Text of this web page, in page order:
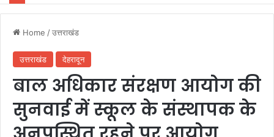
Home /उत्तराखंड
उत्तराखंड देहरादून
बाल अधिकार संरक्षण आयोग की
सुनवाई में स्कूल के संस्थापक के